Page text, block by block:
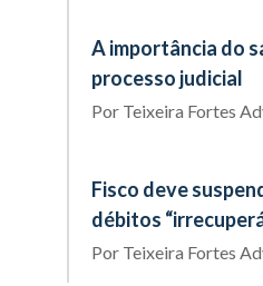
A importância do
processo judicial
Por Teixeira Fortes
Fisco deve
débitos
Por Teixeira Fortes